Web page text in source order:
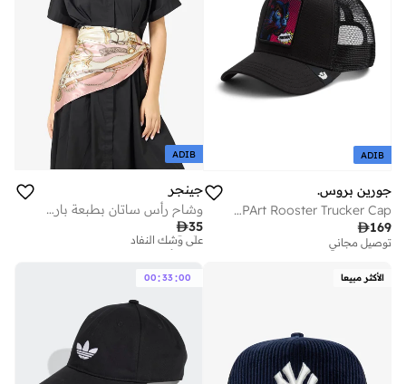
ADIB
جورين بروس.
Goorin Bros. POPArt Rooster Trucker Cap
169
توصيل مجاني
ADIB
جينجر
وشاح رأس ساتان بطبعة باروك
35
تم بيع أكثر من 10 مؤخرا
على وشك النفاد
تم بيع أكثر من 10 مؤخرا
الأكثر مبيعا 00:33:00